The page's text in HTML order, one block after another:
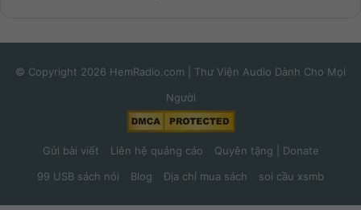
© Copyright 2026 HemRadio.com | Thư Viện Audio Dành Cho Mọi
Người
Gửi bài viết Liên hệ quảng cáo
Quyên tặng | Donate
99 USB sách nói
Blog Địa chỉ mua sách soi cầu xsmb